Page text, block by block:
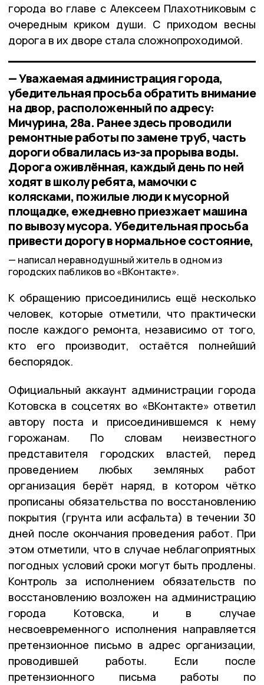
города во главе с Алексеем Плахотниковым с
очередным криком души. С приходом весны
дорога в их дворе стала сложнопроходимой.
— Уважаемая администрация города,
убедительная просьба обратить внимание
на двор, расположенный по адресу:
Мичурина, 28а. Ранее здесь проводили
ремонтные работы по замене труб, часть
дороги обвалилась из-за прорыва воды.
Дорога оживлённая, каждый день по ней
ходят в школу ребята, мамочки с
колясками, пожилые люди к мусорной
площадке, ежедневно приезжает машина
по вывозу мусора. Убедительная просьба
привести дорогу в нормальное состояние,
написал неравнодушный житель в одном из
городских пабликов во «ВКонтакте».
К обращению присоединились ещё несколько
человек, которые отметили, что практически
после каждого ремонта, независимо от того,
кто его производит, остаётся полнейший
беспорядок.
Официальный аккаунт администрации города
Котовска в соцсетях во «ВКонтакте» ответил
автору поста и присоединившемся к нему
горожанам. По словам неизвестного
представителя городских властей, перед
проведением любых земляных работ
организация берёт наряд, в котором чётко
прописаны обязательства по восстановлению
покрытия (грунта или асфальта) в течении 30
дней после окончания проведения работ. При
этом отметили, что в случае неблагоприятных
погодных условий сроки могут быть продлены.
Контроль за исполнением обязательств по
восстановлению возложен на администрацию
города Котовска, и в случае
несвоевременного исполнения направляется
претензионное письмо в адрес организации,
проводившей работы. Если после
претензионного письма работы по